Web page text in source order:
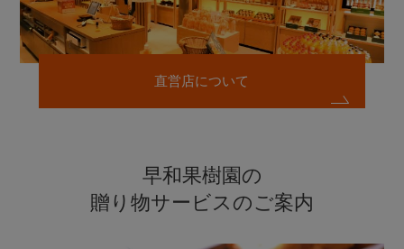
直営店について
早和果樹園の
贈り物サービスのご案内